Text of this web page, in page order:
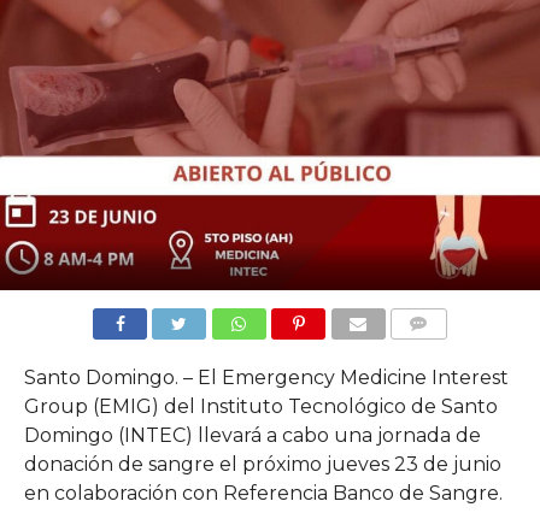
Santo Domingo. – El Emergency Medicine Interest
Group (EMIG) del Instituto Tecnológico de Santo
Domingo (INTEC) llevará a cabo una jornada de
donación de sangre el próximo jueves 23 de junio
en colaboración con Referencia Banco de Sangre.